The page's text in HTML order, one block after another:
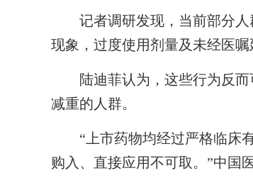
记者调研发现，当前部分人
现象，过度使用剂量及未经医嘱
陆迪菲认为，这些行为反而
减重的人群。
“上市药物均经过严格临床有
购入、直接应用不可取。”中国